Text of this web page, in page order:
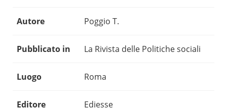
Autore Poggio T.
Pubblicato in La Rivista delle Politiche sociali
Luogo Roma
Editore Ediesse